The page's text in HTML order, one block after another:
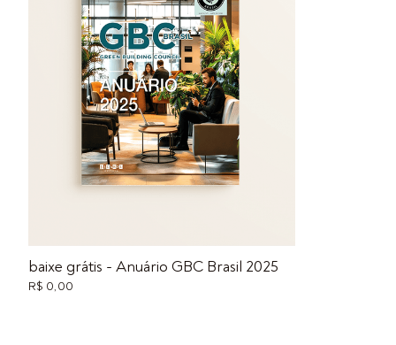
baixe grátis - Anuário GBC Brasil 2025
R$ 0,00